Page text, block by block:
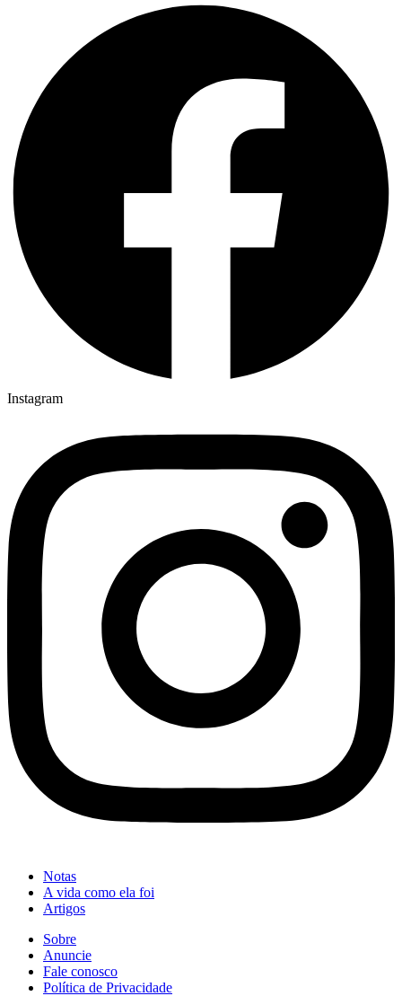
Instagram
Notas
A vida como ela foi
Artigos
Sobre
Anuncie
Fale conosco
Política de Privacidade